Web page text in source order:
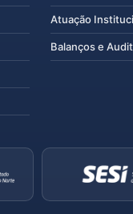
Atuação
Balanços e